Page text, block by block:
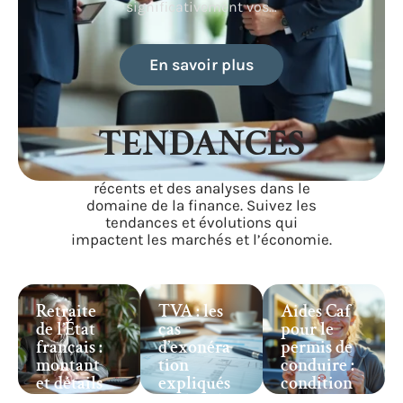
significativement vos…
En savoir plus
TENDANCES
Restez informé des événements
récents et des analyses dans le
domaine de la finance. Suivez les
tendances et évolutions qui
impactent les marchés et l’économie.
Retraite
de l’État
français :
montant
et détails
TVA : les
cas
d’exonéra
tion
expliqués
Aides Caf
pour le
permis de
conduire :
condition